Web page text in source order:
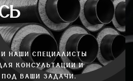
НАШИ СПЕЦИАЛИСТЫ
КОНСУЛЬТАЦИИ И
ПОД ВАШИ ЗАДАЧИ.